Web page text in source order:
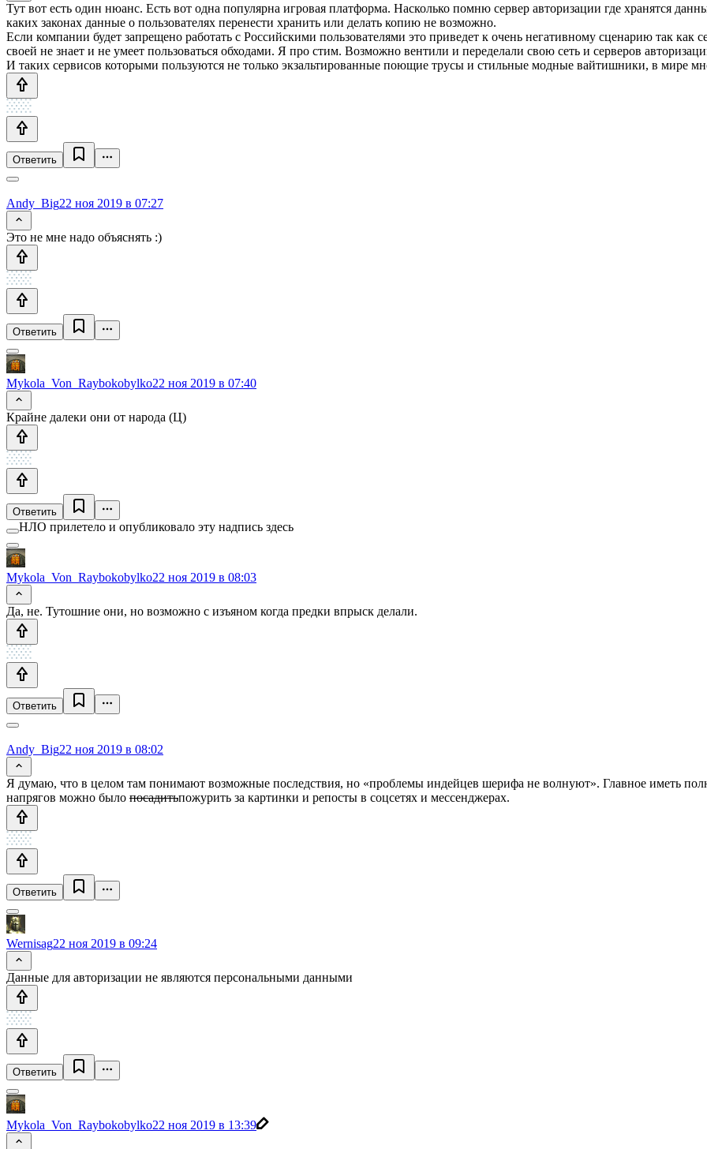
Тут вот есть один нюанс. Есть вот одна популярна игровая платформа. Насколько помню сервер авторизации где хранятся
каких законах данные о пользователях перенести хранить или делать копию не возможно.
Если компании будет запрещено работать с Российскими пользователями это приведет к очень негативному сценарию так как
своей не знает и не умеет пользоваться обходами. Я про стим. Возможно вентили и переделали свою сеть и серверов
И таких сервисов которыми пользуются не только экзальтированные поющие трусы и стильные модные вайтишники, в мире
Ответить
Andy_Big22 ноя 2019 в 07:27
Это не мне надо объяснять :)
Ответить
Mykola_Von_Raybokobylko22 ноя 2019 в 07:40
Крайне далеки они от народа (Ц)
Ответить
НЛО прилетело и опубликовало эту надпись здесь
Mykola_Von_Raybokobylko22 ноя 2019 в 08:03
Да, не. Тутошние они, но возможно с изъяном когда предки впрыск делали.
Ответить
Andy_Big22 ноя 2019 в 08:02
Я думаю, что в целом там понимают возможные последствия, но «проблемы индейцев шерифа не волнуют». Главное иметь
напрягов можно было посадитьпожурить за картинки и репосты в соцсетях и мессенджерах.
Ответить
Wernisag22 ноя 2019 в 09:24
Данные для авторизации не являются персональными данными
Ответить
Mykola_Von_Raybokobylko22 ноя 2019 в 13:39